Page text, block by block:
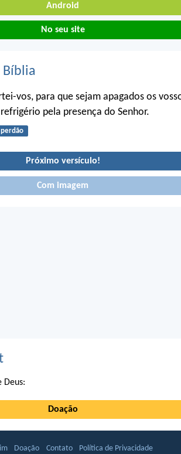
Android
No seu site
vos, para que sejam apagados os
pela presença do Senhor.
perdão
Próximo versículo!
Com imagem
Deus:
Doação
Doação Contato Política de Privacidade